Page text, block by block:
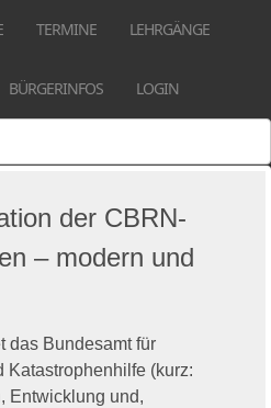
TERMINE LEHRGÄNGE
BÜRGERINFOS LOGIN
der CBRN-
– modern und
das Bundesamt für
Katastrophenhilfe (kurz:
Entwicklung und,